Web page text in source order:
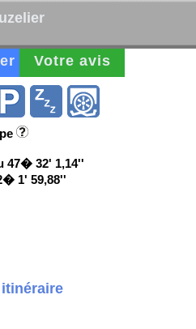
Votre avis
47� 32' 1,14''
1' 59,88''